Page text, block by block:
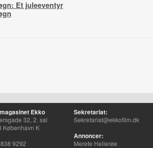
Et juleeventyr
Ekko
32, 2. sal
København K
9292
Sekretariat:
Sekretariat@ekkofilm.dk
Annoncer:
Merete Hellerøe